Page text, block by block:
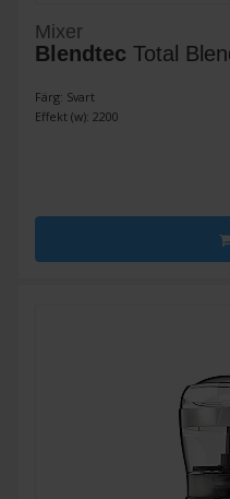
Mixer
Blendtec Total
Färg: Svart
Effekt (w): 2200